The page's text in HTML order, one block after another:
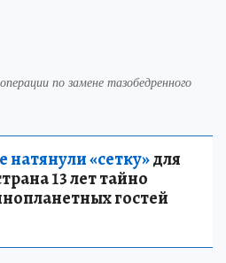
по замене тазобедренного
«сетку»для
13 лет тайно
гостей